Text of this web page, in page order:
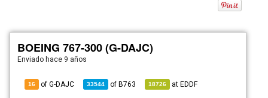
BOEING 767-300 (G-DAJC)
Enviado hace 9 años
16 of G-DAJC 33544 ofB763 18726 atEDDF